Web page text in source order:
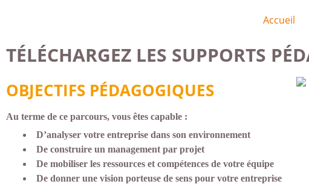
Accueil
TÉLÉCHARGEZ LES SUPPORTS
OBJECTIFS PÉDAGOGIQUES
Au terme de ce parcours, vous êtes capable :
D’analyser votre entreprise dans son environnement
De construire un management par projet
De mobiliser les ressources et compétences de votre équipe
De donner une vision porteuse de sens pour votre entreprise